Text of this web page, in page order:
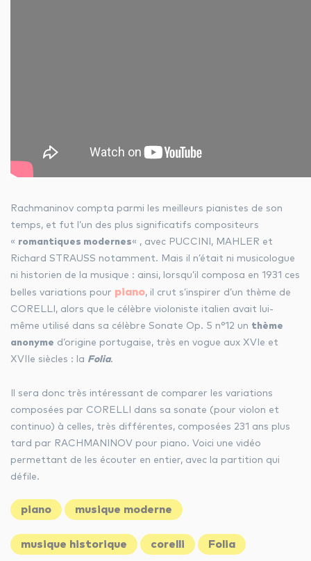
Rachmaninov compta parmi les meilleurs pianistes de son
temps, et fut l’un des plus significatifs compositeurs
« romantiques modernes« , avec PUCCINI, MAHLER et
Richard STRAUSS notamment. Mais il n’était ni musicologue
ni historien de la musique : ainsi, lorsqu’il composa en 1931 ces
belles variations pour piano, il crut s’inspirer d’un thème de
CORELLI, alors que le célèbre violoniste italien avait lui-
même utilisé dans sa célèbre Sonate Op. 5 n°12 un thème
anonyme d’origine portugaise, très en vogue aux XVIe et
XVIIe siècles : la Folia.
Il sera donc très intéressant de comparer les variations
composées par CORELLI dans sa sonate (pour violon et
continuo) à celles, très différentes, composées 231 ans plus
tard par RACHMANINOV pour piano. Voici une vidéo
permettant de les écouter en entier, avec la partition qui
défile.
piano musique moderne
musique historique corelli Folia